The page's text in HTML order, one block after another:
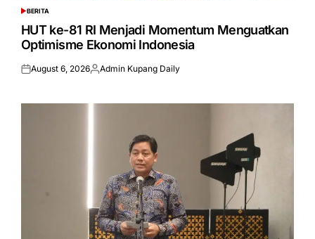
POSTED
IN
BERITA
HUT ke-81 RI Menjadi Momentum Menguatkan
Optimisme Ekonomi Indonesia
Posted
August 6, 2026Posted
Admin Kupang Daily